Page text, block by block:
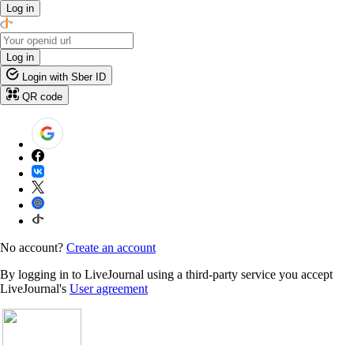
Log in
Log in
Login with Sber ID
QR code
No account? Create an account
By logging in to LiveJournal using a third-party service you accept
LiveJournal's User agreement